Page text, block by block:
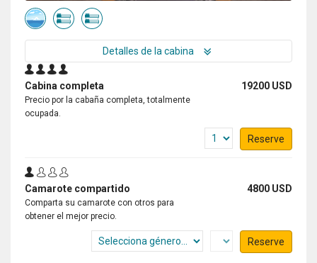
Detalles de la cabina
Cabina completa 19200 USD
Precio por la cabaña completa, totalmente
ocupada.
Reserve
Camarote compartido 4800 USD
Comparta su camarote con otros para
obtener el mejor precio.
Reserve